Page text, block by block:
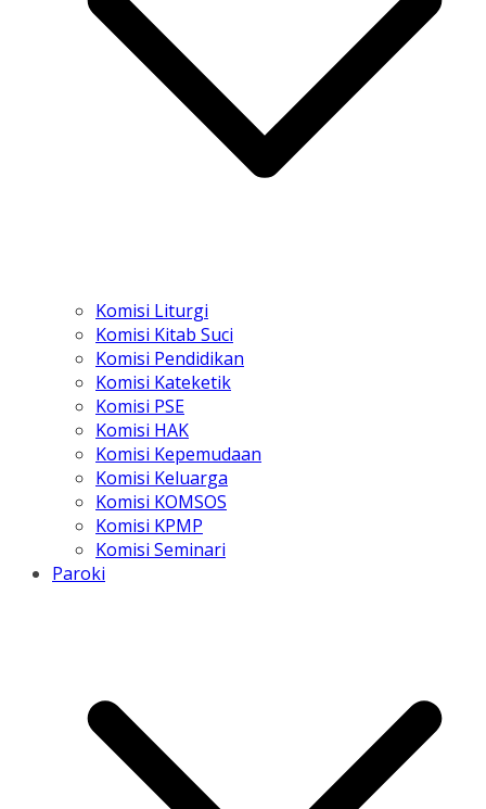
Komisi Liturgi
Komisi Kitab Suci
Komisi Pendidikan
Komisi Kateketik
Komisi PSE
Komisi HAK
Komisi Kepemudaan
Komisi Keluarga
Komisi KOMSOS
Komisi KPMP
Komisi Seminari
Paroki